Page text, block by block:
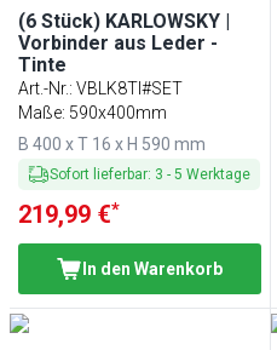
(6 Stück) KARLOWSKY |
Vorbinder aus Leder -
Tinte
Art.-Nr.: VBLK8TI#SET
Maße: 590x400mm
B 400 x T 16 x H 590 mm
Sofort lieferbar: 3 - 5 Werktage
219,99 €*
In den Warenkorb